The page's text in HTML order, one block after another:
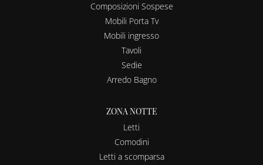
Composizioni Sospese
Mobili Porta Tv
Mobili ingresso
Tavoli
Sedie
Arredo Bagno
ZONA NOTTE
Letti
Comodini
Letti a scomparsa